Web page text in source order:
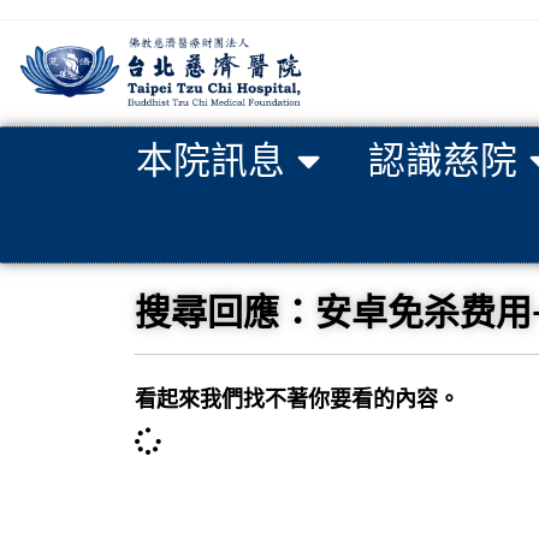
本院訊息 認識慈院
搜尋回應：安卓免杀费
看起來我們找不著你要看的內容。